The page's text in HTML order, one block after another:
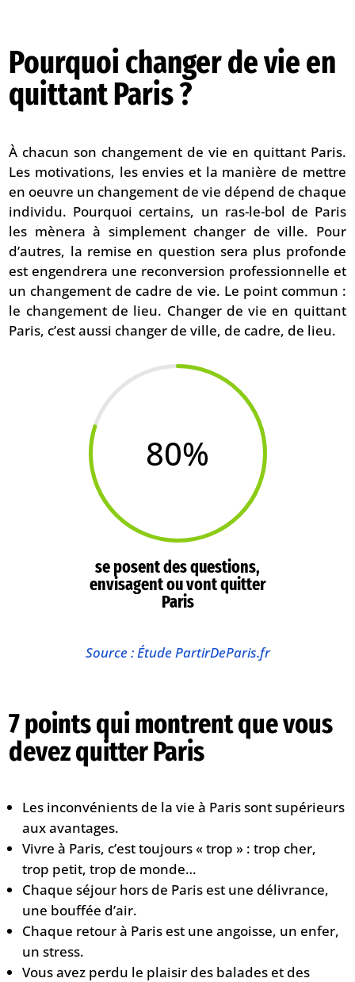
Pourquoi changer de vie en
quittant Paris ?
À chacun son changement de vie en quittant Paris.
Les motivations, les envies et la manière de mettre
en oeuvre un changement de vie dépend de chaque
individu. Pourquoi certains, un ras-le-bol de Paris
les mènera à simplement changer de ville. Pour
d’autres, la remise en question sera plus profonde
est engendrera une reconversion professionnelle et
un changement de cadre de vie. Le point commun :
le changement de lieu. Changer de vie en quittant
Paris, c’est aussi changer de ville, de cadre, de lieu.
80%
se posent des questions,
envisagent ou vont quitter
Paris
Source : Étude PartirDeParis.fr
7 points qui montrent que vous
devez quitter Paris
Les inconvénients de la vie à Paris sont supérieurs
aux avantages.
Vivre à Paris, c’est toujours « trop » : trop cher,
trop petit, trop de monde…
Chaque séjour hors de Paris est une délivrance,
une bouffée d’air.
Chaque retour à Paris est une angoisse, un enfer,
un stress.
Vous avez perdu le plaisir des balades et des